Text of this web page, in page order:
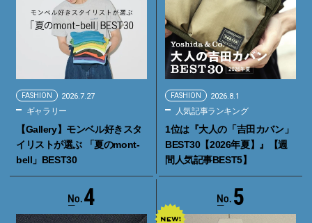
FASHION 2026.7.27
ギャラリー
【Gallery】モンベル好きスタ
イリストが選ぶ 「夏のmont-
bell」BEST30
FASHION 2026.8.1
人気記事ランキング
1位は『大人の「吉田カバン」
BEST30【2026年夏】』【週
間人気記事BEST5】
4 5